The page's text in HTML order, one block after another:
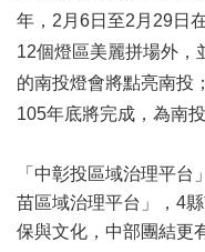
年，2月6日至2月29日
12個燈區美麗拼場外，
的南投燈會將點亮南投
105年底將完成，為南
「中彰投區域治理平
苗區域治理平台」，4
保與文化，中部團結更